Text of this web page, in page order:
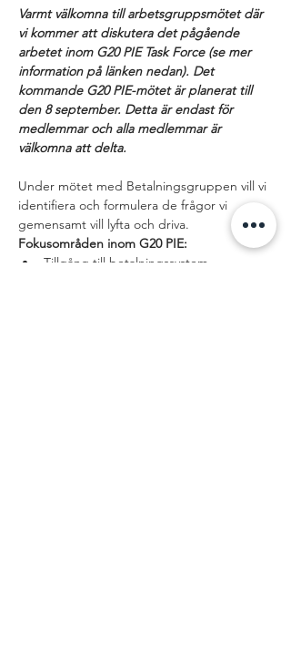
Varmt välkomna till arbetsgruppsmötet där
vi kommer att diskutera det pågående
arbetet inom G20 PIE Task Force (se mer
information på länken nedan). Det
kommande G20 PIE-mötet är planerat till
den 8 september. Detta är endast för
medlemmar och alla medlemmar är
välkomna att delta.
Under mötet med Betalningsgruppen vill vi
identifiera och formulera de frågor vi
gemensamt vill lyfta och driva.
Fokusområden inom G20 PIE:
Tillgång till betalningssystem,